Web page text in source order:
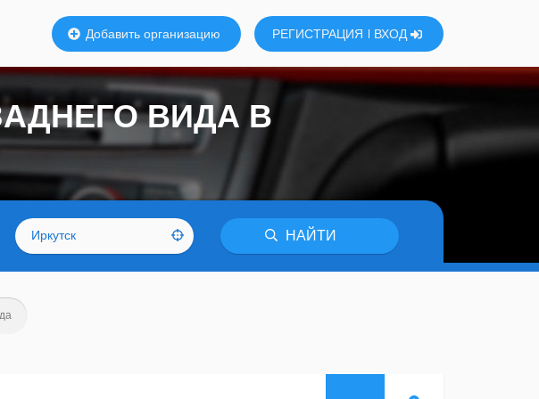
Добавить организацию РЕГИСТРАЦИЯ ВХОД
Иркутск НАЙТИ
ВИДА В